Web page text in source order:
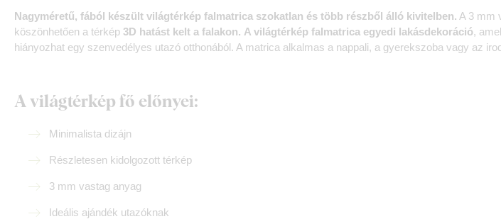
Nagyméretű, fából készült világtérkép falmatrica szokatlan és több részből álló kivitelben. A 3 mm
köszönhetően a térkép 3D hatást kelt a falakon. A világtérkép falmatrica egyedi lakásdekoráció,
hiányozhat egy szenvedélyes utazó otthonából. A matrica alkalmas a nappali, a gyerekszoba vagy az
A világtérkép fő előnyei:
Minimalista dizájn
Részletesen kidolgozott térkép
3 mm vastag anyag
Ideális ajándék utazóknak